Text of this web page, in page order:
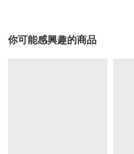
你可能感興趣的商品